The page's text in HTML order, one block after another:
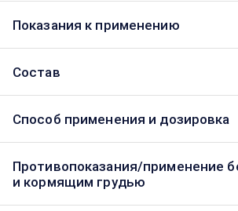
Показания к применению
Состав
Способ применения и дозировка
Противопоказания/применение
и кормящим грудью